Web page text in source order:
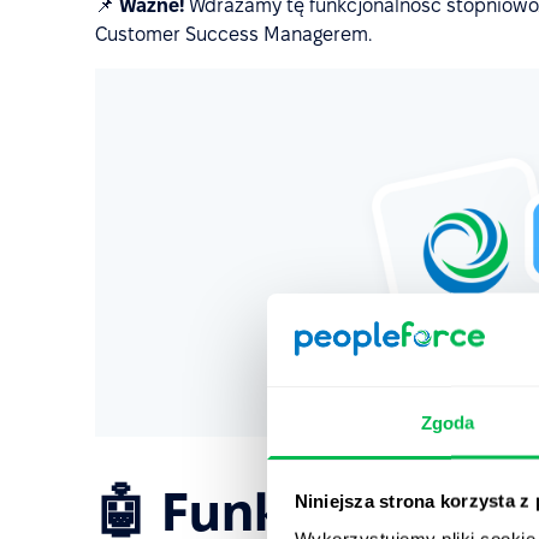
Zgoda
Niniejsza strona korzysta z
📌 Ważne! Wdrażamy tę funkcjonalność
Customer Success Managerem.
🤖 Funkcje AI,